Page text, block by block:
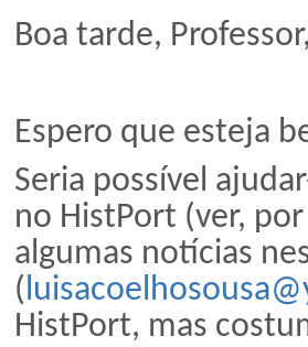
Boa tarde, Professor,
Espero que esteja
Seria possível
no HistPort (ver,
algumas notícias
(
HistPort, mas